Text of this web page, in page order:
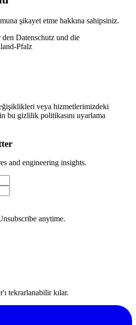
şikayet etme hakkına sahipsiniz.
Datenschutz und die
Pfalz
veya hizmetlerimizdeki
bu gizlilik politikasını uyarlama
and engineering insights.
anytime.
tekrarlanabilir kılar.